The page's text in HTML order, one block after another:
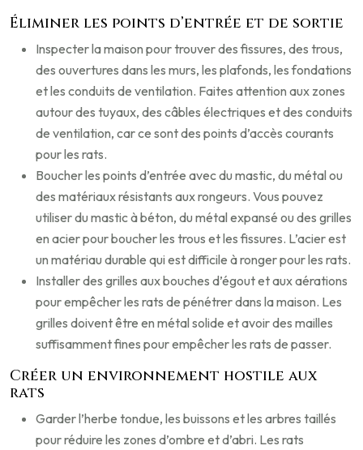
Éliminer les points d’entrée et de sortie
Inspecter la maison pour trouver des fissures, des trous,
des ouvertures dans les murs, les plafonds, les fondations
et les conduits de ventilation. Faites attention aux zones
autour des tuyaux, des câbles électriques et des conduits
de ventilation, car ce sont des points d’accès courants
pour les rats.
Boucher les points d’entrée avec du mastic, du métal ou
des matériaux résistants aux rongeurs. Vous pouvez
utiliser du mastic à béton, du métal expansé ou des grilles
en acier pour boucher les trous et les fissures. L’acier est
un matériau durable qui est difficile à ronger pour les rats.
Installer des grilles aux bouches d’égout et aux aérations
pour empêcher les rats de pénétrer dans la maison. Les
grilles doivent être en métal solide et avoir des mailles
suffisamment fines pour empêcher les rats de passer.
Créer un environnement hostile aux
rats
Garder l’herbe tondue, les buissons et les arbres taillés
pour réduire les zones d’ombre et d’abri. Les rats